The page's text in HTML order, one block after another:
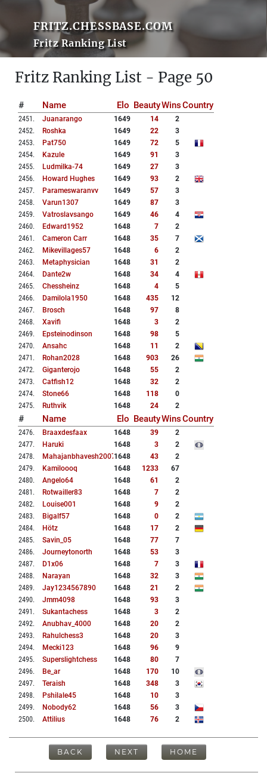
FRITZ.CHESSBASE.COM
Fritz Ranking List
Fritz Ranking List - Page 50
# Name Elo BeautyWinsCountry
2451 . Juanarango 1649 14
2
2452. Roshka 1649 22
3
2453. Pat750 1649 72
5
2454. Kazule 1649 91
3
2455. Ludmilka-74 1649 27
3
2456. Howard Hughes 1649 93
2
2457. Parameswaranvv 1649 57
3
2458. Varun1307 1649 87
3
2459. Vatroslavsango 1649 46
4
2460. Edward1952 1648 7
2
2461 . Cameron Carr 1648 35
7
2462. Mikevillages57 1648 6
2
2463. Metaphysician 1648 31
2
2464. Dante2w 1648 34
4
2465. Chessheinz 1648 4
5
2466. Damilola1950 1648 435
12
2467. Brosch 1648 97
8
2468. Xavifi 1648 3
2
2469. Epsteinodinson 1648 98
5
2470. Ansahc 1648 11
2
2471 . Rohan2028 1648 903
26
2472. Giganterojo 1648 55
2
2473. Catfish12 1648 32
2
2474. Stone66 1648 118
0
2475. Ruthvik 1648 24 2
# Name Elo BeautyWinsCountry
2476. Braaxdesfaax 1648 39
2
2477. Haruki 1648 3
2
2478. Mahajanbhavesh20071648 43
2
2479. Kamiloooq 1648 1233
67
2480. Angelo64 1648 61
2
2481 . Rotwailler83 1648 7
2
2482. Louise001 1648 9
2
2483. Bigalf57 1648 0
2
2484. Hötz 1648 17
2
2485. Savin_05 1648 77
7
2486. Journeytonorth 1648 53
3
2487. D1x06 1648 7
3
2488. Narayan 1648 32
3
2489. Jay1234567890 1648 21
2
2490. Jmm4098 1648 93
3
2491 . Sukantachess 1648 3
2
2492. Anubhav_4000 1648 20
2
2493. Rahulchess3 1648 20
3
2494. Mecki123 1648 96
9
2495. Superslightchess 1648 80
7
2496. Be_ar 1648 170
10
2497. Teraish 1648 348
3
2498. Pshilale45 1648 10
3
2499. Nobody62 1648 56
3
2500. Attilius 1648 76 2
BACK NEXT HOME